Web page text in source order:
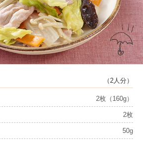
（2人分）
2枚（160g）
2枚
50g